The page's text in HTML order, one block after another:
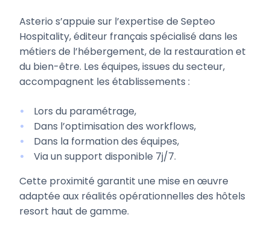
Asterio s’appuie sur l’expertise de Septeo
Hospitality, éditeur français spécialisé dans les
métiers de l’hébergement, de la restauration et
du bien-être. Les équipes, issues du secteur,
accompagnent les établissements :
Lors du paramétrage,
Dans l’optimisation des workflows,
Dans la formation des équipes,
Via un support disponible 7j/7.
Cette proximité garantit une mise en œuvre
adaptée aux réalités opérationnelles des hôtels
resort haut de gamme.